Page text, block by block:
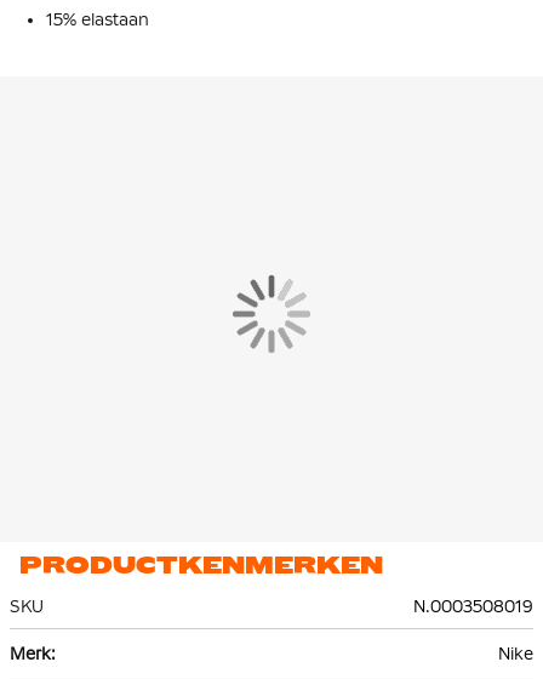
15% elastaan
PRODUCTKENMERKEN
SKU
N.0003508019
informatie
Nike